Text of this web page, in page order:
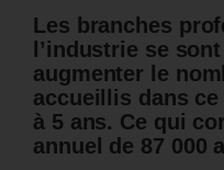
Les branches
l’industrie se
augmenter le
accueillis dans ce
à 5 ans. Ce qui
annuel de 87 000